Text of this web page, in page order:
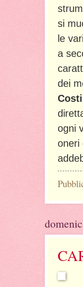
si
le
a
dei
ogni
oneri